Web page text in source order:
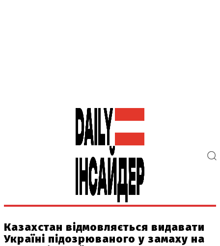
Казахстан відмовляється видавати
Україні підозрюваного у замаху на